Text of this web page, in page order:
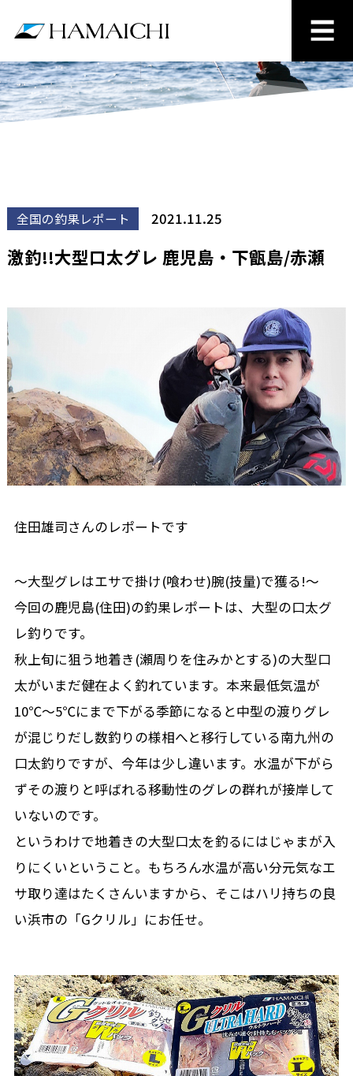
全国の釣果レポート 2021.11.25
激釣!!大型口太グレ 鹿児島・下甑島/赤瀬
住田雄司さんのレポートです
～大型グレはエサで掛け(喰わせ)腕(技量)で獲る!～
今回の鹿児島(住田)の釣果レポートは、大型の口太グ
レ釣りです。
秋上旬に狙う地着き(瀬周りを住みかとする)の大型口
太がいまだ健在よく釣れています。本来最低気温が
10℃～5℃にまで下がる季節になると中型の渡りグレ
が混じりだし数釣りの様相へと移行している南九州の
口太釣りですが、今年は少し違います。水温が下がら
ずその渡りと呼ばれる移動性のグレの群れが接岸して
いないのです。
というわけで地着きの大型口太を釣るにはじゃまが入
りにくいということ。もちろん水温が高い分元気なエ
サ取り達はたくさんいますから、そこはハリ持ちの良
い浜市の「Gクリル」にお任せ。